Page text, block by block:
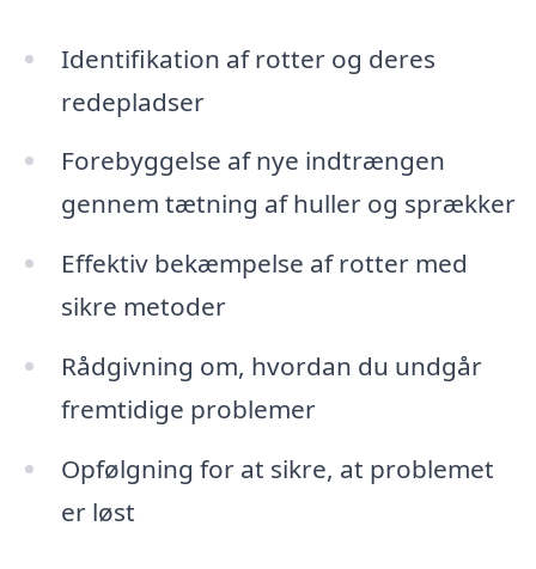
Identifikation af rotter og deres
redepladser
Forebyggelse af nye indtrængen
gennem tætning af huller og sprækker
Effektiv bekæmpelse af rotter med
sikre metoder
Rådgivning om, hvordan du undgår
fremtidige problemer
Opfølgning for at sikre, at problemet
er løst